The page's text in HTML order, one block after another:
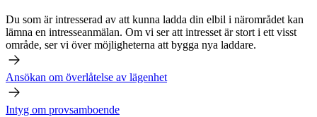
Du som är intresserad av att kunna ladda din elbil i närområdet kan
lämna en intresseanmälan. Om vi ser att intresset är stort i ett visst
område, ser vi över möjligheterna att bygga nya laddare.
Ansökan om överlåtelse av lägenhet
Intyg om provsamboende